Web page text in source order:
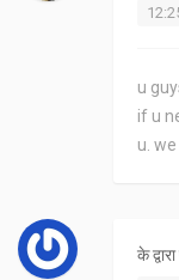
u
if u
u.
के